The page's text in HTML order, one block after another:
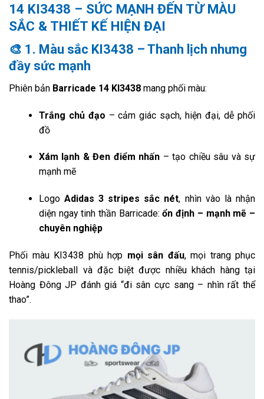
14 KI3438 – SỨC MẠNH ĐẾN TỪ MÀU
SẮC & THIẾT KẾ HIỆN ĐẠI
🎨 1. Màu sắc KI3438 – Thanh lịch nhưng
đầy sức mạnh
Phiên bản Barricade 14 KI3438 mang phối màu:
Trắng chủ đạo – cảm giác sạch, hiện đại, dễ phối
đồ
Xám lạnh & Đen điểm nhấn – tạo chiều sâu và sự
mạnh mẽ
Logo Adidas 3 stripes sắc nét, nhìn vào là nhận
diện ngay tinh thần Barricade:ổn định – mạnh mẽ –
chuyên nghiệp
Phối màu KI3438 phù hợp mọi sân đấu, mọi trang phục
tennis/pickleball và đặc biệt được nhiều khách hàng tại
Hoàng Đông JP đánh giá “đi sân cực sang – nhìn rất thể
thao”.